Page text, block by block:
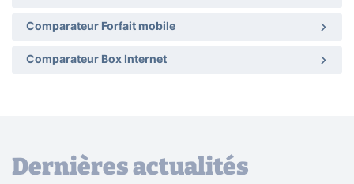
Comparateur Forfait mobile
Comparateur Box Internet
Dernières actualités